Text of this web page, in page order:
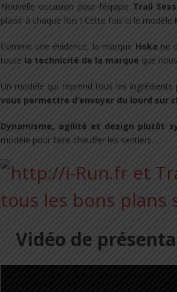
Nouvelle occasion pour l’équipe Trail
plaisir à chaque fois ! Cette fois ci le modèle
Comme une évidence, la marque Hoka ne
toute la technicité de la marque que
Un modèle qui reprend tous les
vous permettre d’envoyer du lourd sur
Dynamisme, agilité et design plutôt
modèle pour faire chauffer les sentiers…
Vidéo de